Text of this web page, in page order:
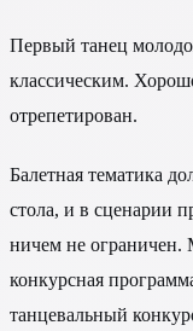
Первый танец
классическим.
отрепетирован.
Балетная тематика
стола, и в сценарии
ничем не ограничен.
конкурсная
танцевальный